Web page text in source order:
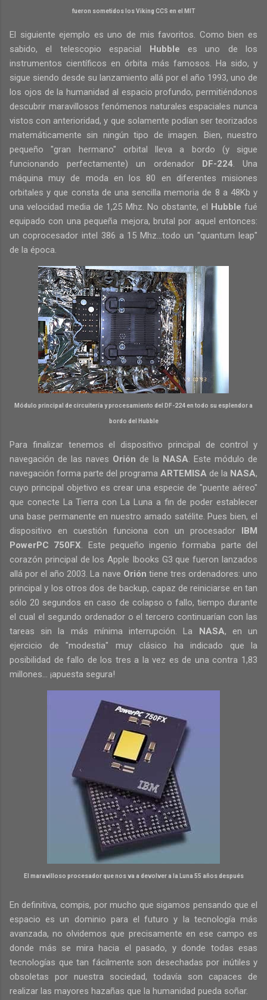
fueron sometidos los Viking CCS en el MIT
El siguiente ejemplo es uno de mis favoritos. Como bien es
sabido, el telescopio espacial Hubble es uno de los
instrumentos científicos en órbita más famosos. Ha sido, y
sigue siendo desde su lanzamiento allá por el año 1993, uno de
los ojos de la humanidad al espacio profundo, permitiéndonos
descubrir maravillosos fenómenos naturales espaciales nunca
vistos con anterioridad, y que solamente podían ser teorizados
matemáticamente sin ningún tipo de imagen. Bien, nuestro
pequeño "gran hermano" orbital lleva a bordo (y sigue
funcionando perfectamente) un ordenador DF-224. Una
máquina muy de moda en los 80 en diferentes misiones
orbitales y que consta de una sencilla memoria de 8 a 48Kb y
una velocidad media de 1,25 Mhz. No obstante, el Hubble fué
equipado con una pequeña mejora, brutal por aquel entonces:
un coprocesador intel 386 a 15 Mhz...todo un "quantum leap"
de la época.
Módulo principal de circuitería y procesamiento del DF-224 en todo su esplendor a
bordo del Hubble
Para finalizar tenemos el dispositivo principal de control y
navegación de las naves Orión de la NASA. Este módulo de
navegación forma parte del programa ARTEMISA de la NASA,
cuyo principal objetivo es crear una especie de "puente aéreo"
que conecte La Tierra con La Luna a fin de poder establecer
una base permanente en nuestro amado satélite. Pues bien, el
dispositivo en cuestión funciona con un procesador IBM
PowerPC 750FX. Este pequeño ingenio formaba parte del
corazón principal de los Apple Ibooks G3 que fueron lanzados
allá por el año 2003. La nave Orión tiene tres ordenadores: uno
principal y los otros dos de backup, capaz de reiniciarse en tan
sólo 20 segundos en caso de colapso o fallo, tiempo durante
el cual el segundo ordenador o el tercero continuarían con las
tareas sin la más mínima interrupción. La NASA, en un
ejercicio de "modestia" muy clásico ha indicado que la
posibilidad de fallo de los tres a la vez es de una contra 1,83
millones... ¡apuesta segura!
El maravilloso procesador que nos va a devolver a la Luna 55 años después
En definitiva, compis, por mucho que sigamos pensando que el
espacio es un dominio para el futuro y la tecnología más
avanzada, no olvidemos que precisamente en ese campo es
donde más se mira hacia el pasado, y donde todas esas
tecnologías que tan fácilmente son desechadas por inútiles y
obsoletas por nuestra sociedad, todavía son capaces de
realizar las mayores hazañas que la humanidad pueda soñar.